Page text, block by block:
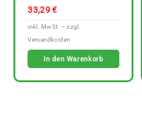
33,29€
In den Warenkorb